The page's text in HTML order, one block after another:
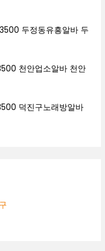
두정동유흥알바 두
천안업소알바 천안
덕진구노래방알바